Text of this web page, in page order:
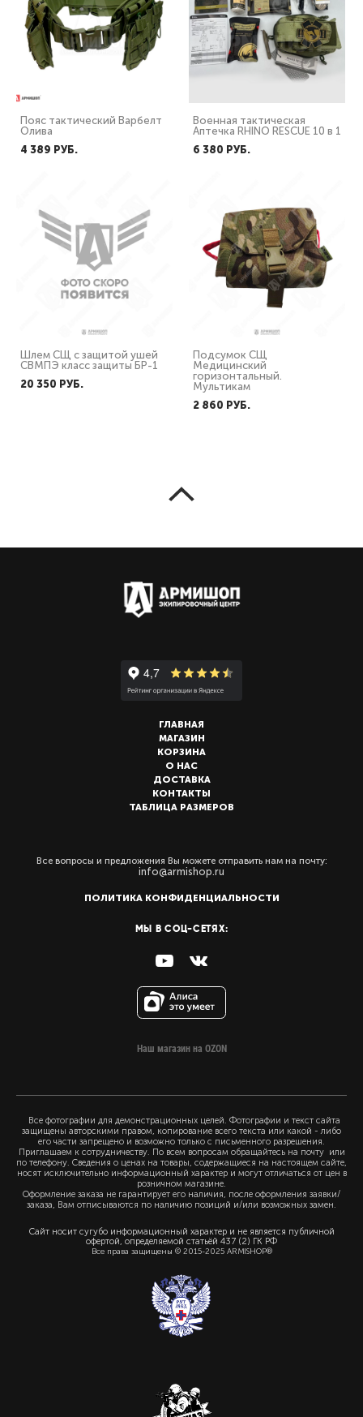
Пояс тактический Варбелт
Олива
4 389 PУБ.
Военная тактическая
Аптечка RHINO RESCUE 10 в 1
6 380 PУБ.
Шлем СЩ с защитой ушей
СВМПЭ класс защиты БР-1
20 350 PУБ.
Подсумок СЩ
Медицинский
горизонтальный.
Мультикам
2 860 PУБ.
ГЛАВНАЯ
МАГАЗИН
КОРЗИНА
О НАС
ДОСТАВКА
КОНТАКТЫ
ТАБЛИЦА РАЗМЕРОВ
Все вопросы и предложения Вы можете отправить нам на почту:
info@armishop.ru
ПОЛИТИКА КОНФИДЕНЦИАЛЬНОСТИ
МЫ В СОЦ-СЕТЯХ:
Наш магазин на OZON
Все фотографии для демонстрационных целей. Фотографии и текст сайта
защищены авторскими правом, копирование всего текста или какой - либо
его части запрещено и возможно только с письменного разрешения.
Приглашаем к сотрудничеству. По всем вопросам обращайтесь на почту или
по телефону. Сведения о ценах на товары, содержащиеся на настоящем сайте,
носят исключительно информационный характер и могут отличаться от цен в
розничном магазине.
Оформление заказа не гарантирует его наличия, после оформления заявки/
заказа, Вам отписываются по наличию позиций и/или возможных замен.
Сайт носит сугубо информационный характер и не является публичной
офертой, определяемой статьёй 437 (2) ГК РФ
Все права защищены © 2015-2025 ARMISHOP®